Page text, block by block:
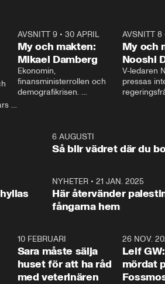
AVSNITT 9• 30 APRIL
My och makten:
Mikael Damberg
Ekonomin,
finansministerrollen och
demografikrisen.
och Makten.
AVSNITT 8
My och
Nooshi
V-ledaren
pressas
– Vi ställer
vara med
1:066 AUGUSTI
Så blir vädret där du
NYHETER •21 JAN. 2025
Här återvänder
fångarna hem
10 FEBRUARI
Sara måste sälja
huset för att ha råd
med veterinären
26 NOV.
Leif
mördat